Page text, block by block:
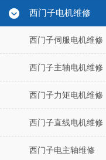
西门子电机维修
西门子伺服电机维修
西门子主轴电机维修
西门子力矩电机维修
西门子直线电机维修
西门子电主轴维修